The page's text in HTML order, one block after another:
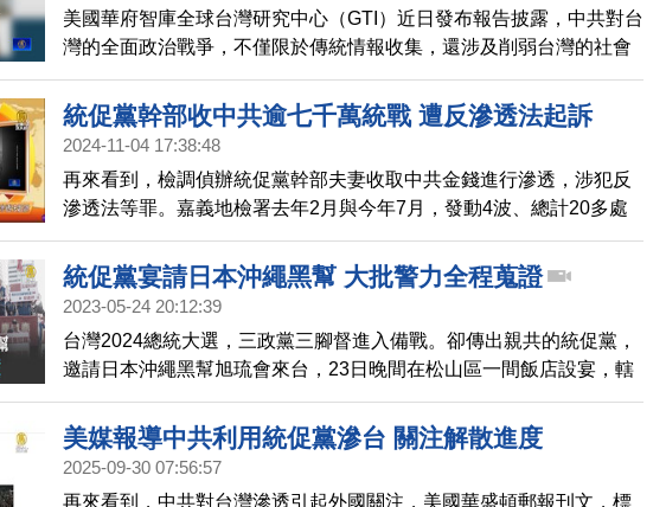
美國華府智庫全球台灣研究中心（GTI）近日發布報告披露，中共對台
灣的全面政治戰爭，不僅限於傳統情報收集，還涉及削弱台灣的社會
凝聚力、制度與抵抗意志。報告示警，中共投入大量財務與人力滲透
台灣社會，台灣政府與社會需要提高警覺，包括實施外國代理人登記
制度，並加強對間諜活動的法律懲罰。
統促黨幹部收中共逾七千萬統戰 遭反滲透法起訴
2024-11-04 17:38:48
再來看到，檢調偵辦統促黨幹部夫妻收取中共金錢進行滲透，涉犯反
滲透法等罪。嘉義地檢署去年2月與今年7月，發動4波、總計20多處
搜索，扣得作案電子設備與帳冊，並傳喚49人。嘉義地檢署日前偵查
終結，認為違法事證明確，以違反反滲透法、選罷法等罪嫌起訴兩
人。
統促黨宴請日本沖繩黑幫 大批警力全程蒐證
2023-05-24 20:12:39
台灣2024總統大選，三政黨三腳督進入備戰。卻傳出親共的統促黨，
邀請日本沖繩黑幫旭琉會來台，23日晚間在松山區一間飯店設宴，轄
區警方出動83名警力，一一盤查。
美媒報導中共利用統促黨滲台 關注解散進度
2025-09-30 07:56:57
再來看到，中共對台灣滲透引起外國關注，美國華盛頓郵報刊文，標